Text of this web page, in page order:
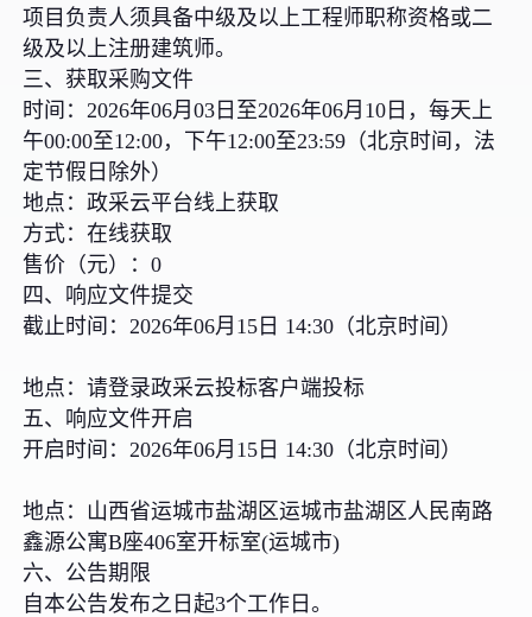
项目负责人须具备中级及以上工程师职称资格或二
级及以上注册建筑师。
三、获取采购文件
时间：2026年06月03日至2026年06月10日，每天上
午00:00至12:00，下午12:00至23:59（北京时间，法
定节假日除外）
地点：政采云平台线上获取
方式：在线获取
售价（元）：0
四、响应文件提交
截止时间：2026年06月15日 14:30（北京时间）
地点：请登录政采云投标客户端投标
五、响应文件开启
开启时间：2026年06月15日 14:30（北京时间）
地点：山西省运城市盐湖区运城市盐湖区人民南路
鑫源公寓B座406室开标室(运城市)
六、公告期限
自本公告发布之日起3个工作日。